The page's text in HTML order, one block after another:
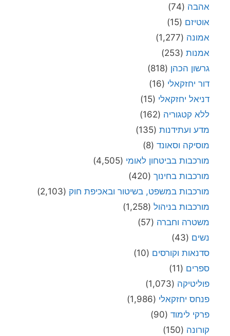
אהבה (74)
אוטיזם (15)
אמונה (1,277)
אמנות (253)
גרשון הכהן (818)
דור יחזקאלי (16)
דניאל יחזקאלי (15)
ללא קטגוריה (162)
מדע ועתידנות (135)
מוסיקה וסאונד (8)
מורכבות בביטחון לאומי (4,505)
מורכבות בחינוך (420)
מורכבות במשפט, בשיטור ובאכיפת חוק (2,103)
מורכבות בניהול (1,258)
משטרה וחברה (57)
נשים (43)
סדנאות וקורסים (10)
ספרים (11)
פוליטיקה (1,073)
פנחס יחזקאלי (1,986)
פרקי לימוד (90)
קורונה (150)